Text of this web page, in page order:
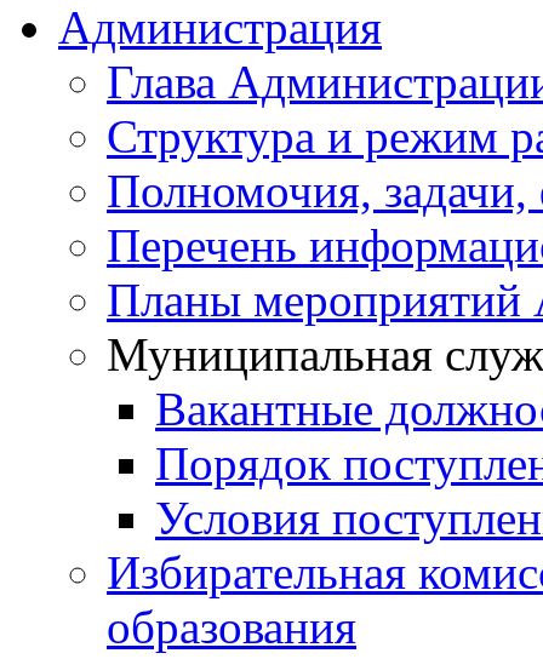
Администрация
Глава
Структура и режим
Полномочия,
Перечень
Планы мероприятий
Муниципальная
Вакантные
Порядок
Условия
Избирательная
образования